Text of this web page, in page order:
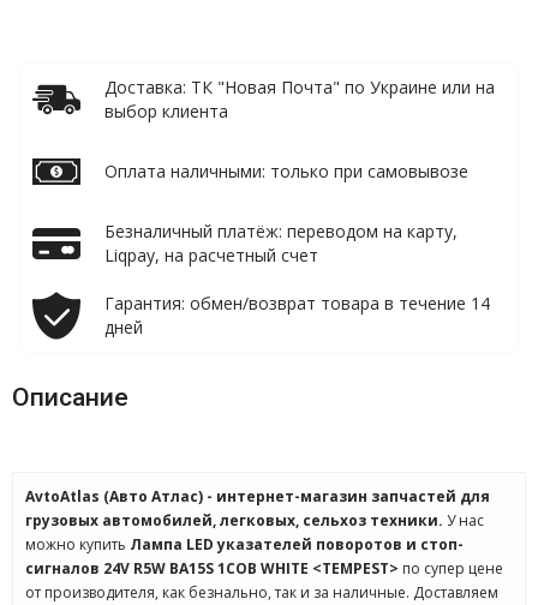
Доставка: ТК "Новая Почта" по Украине или на
выбор клиента
Оплата наличными: только при самовывозе
Безналичный платёж: переводом на карту,
Liqpay, на расчетный счет
Гарантия: обмен/возврат товара в течение 14
дней
Описание
AvtoAtlas (Авто Атлас) - интернет-магазин запчастей для
грузовых автомобилей, легковых, сельхоз техники. У нас
можно купить Лампа LED указателей поворотов и стоп-
сигналов 24V R5W BA15S 1COB WHITE <TEMPEST> по супер цене
от производителя, как безнально, так и за наличные. Доставляем